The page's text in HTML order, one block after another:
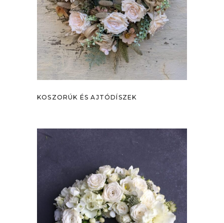
KOSZORÚK ÉS AJTÓDÍSZEK